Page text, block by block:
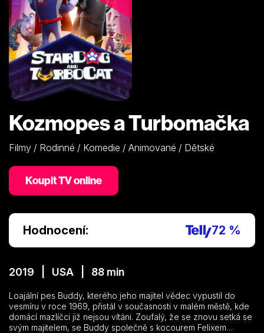
Kozmopes a Turbomačka
Filmy / Rodinné / Komedie / Animované / Dětské
Koupit TV online
Hodnocení: 72 %
2019 | USA | 88 min
Loajální pes Buddy, kterého jeho majitel vědec vypustil do
vesmíru v roce 1969, přistál v současnosti v malém městě, kde
domácí mazlíčci již nejsou vítáni. Zoufalý, že se znovu setká se
svým majitelem, se Buddy společně s kocourem Felixem